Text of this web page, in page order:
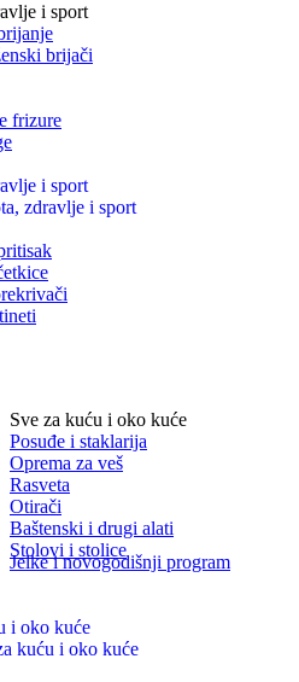
i sport
brijači
frizure
i sport
zdravlje i sport
Sve za kuću i oko kuće
Posuđe i staklarija
Oprema za veš
Rasveta
Otirači
Baštenski i drugi alati
Stolovi i stolice
Jelke i novogodišnji program
i oko kuće
kuću i oko kuće